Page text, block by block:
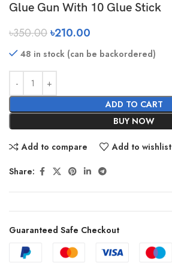
Glue Gun With 10 Glue Stick
৳350.00৳210.00
48 in stock (can be backordered)
ADD TO CART
BUY NOW
Add to compare Add to wishlist
Share:
Guaranteed Safe Checkout